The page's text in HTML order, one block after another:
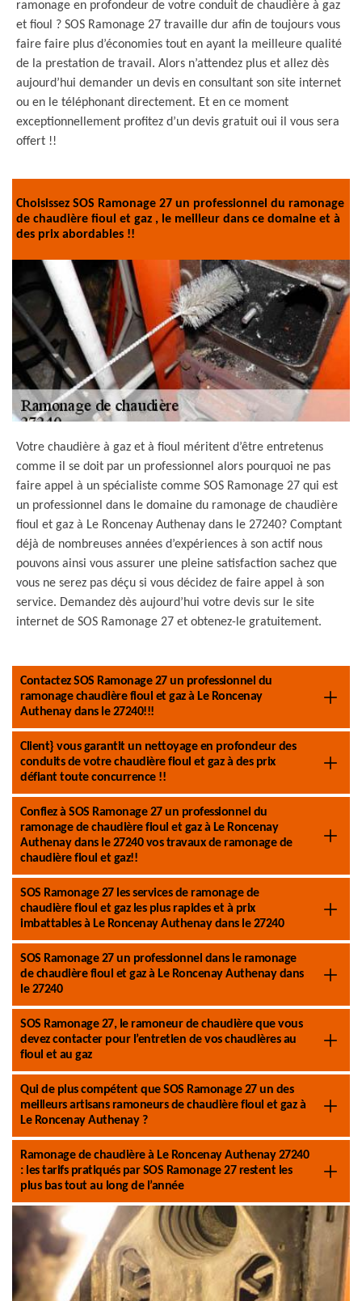
ramonage en profondeur de votre conduit de chaudière à gaz
et fioul ? SOS Ramonage 27 travaille dur afin de toujours vous
faire faire plus d’économies tout en ayant la meilleure qualité
de la prestation de travail. Alors n’attendez plus et allez dès
aujourd’hui demander un devis en consultant son site internet
ou en le téléphonant directement. Et en ce moment
exceptionnellement profitez d’un devis gratuit oui il vous sera
offert !!
Choisissez SOS Ramonage 27 un professionnel du ramonage
de chaudière fioul et gaz , le meilleur dans ce domaine et à
des prix abordables !!
Votre chaudière à gaz et à fioul méritent d’être entretenus
comme il se doit par un professionnel alors pourquoi ne pas
faire appel à un spécialiste comme SOS Ramonage 27 qui est
un professionnel dans le domaine du ramonage de chaudière
fioul et gaz à Le Roncenay Authenay dans le 27240? Comptant
déjà de nombreuses années d’expériences à son actif nous
pouvons ainsi vous assurer une pleine satisfaction sachez que
vous ne serez pas déçu si vous décidez de faire appel à son
service. Demandez dès aujourd’hui votre devis sur le site
internet de SOS Ramonage 27 et obtenez-le gratuitement.
Contactez SOS Ramonage 27 un professionnel du
ramonage chaudière fioul et gaz à Le Roncenay
Authenay dans le 27240!!!
Client} vous garantit un nettoyage en profondeur des
conduits de votre chaudière fioul et gaz à des prix
défiant toute concurrence !!
Confiez à SOS Ramonage 27 un professionnel du
ramonage de chaudière fioul et gaz à Le Roncenay
Authenay dans le 27240 vos travaux de ramonage de
chaudière fioul et gaz!!
SOS Ramonage 27 les services de ramonage de
chaudière fioul et gaz les plus rapides et à prix
imbattables à Le Roncenay Authenay dans le 27240
SOS Ramonage 27 un professionnel dans le ramonage
de chaudière fioul et gaz à Le Roncenay Authenay dans
le 27240
SOS Ramonage 27, le ramoneur de chaudière que vous
devez contacter pour l’entretien de vos chaudières au
fioul et au gaz
Qui de plus compétent que SOS Ramonage 27 un des
meilleurs artisans ramoneurs de chaudière fioul et gaz à
Le Roncenay Authenay ?
Ramonage de chaudière à Le Roncenay Authenay 27240
: les tarifs pratiqués par SOS Ramonage 27 restent les
plus bas tout au long de l’année